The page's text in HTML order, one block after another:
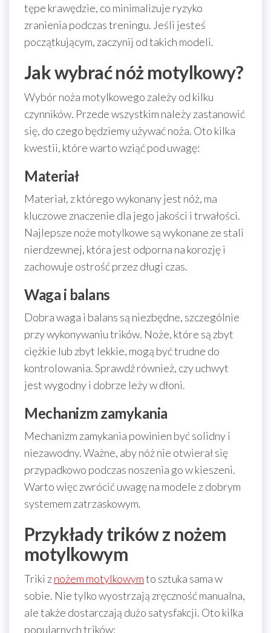
tępe krawędzie, co minimalizuje ryzyko
zranienia podczas treningu. Jeśli jesteś
początkującym, zaczynij od takich modeli.
Jak wybrać nóż motylkowy?
Wybór noża motylkowego zależy od kilku
czynników. Przede wszystkim należy zastanowić
się, do czego będziemy używać noża. Oto kilka
kwestii, które warto wziąć pod uwagę:
Materiał
Materiał, z którego wykonany jest nóż, ma
kluczowe znaczenie dla jego jakości i trwałości.
Najlepsze noże motylkowe są wykonane ze stali
nierdzewnej, która jest odporna na korozję i
zachowuje ostrość przez długi czas.
Waga i balans
Dobra waga i balans są niezbędne, szczególnie
przy wykonywaniu trików. Noże, które są zbyt
ciężkie lub zbyt lekkie, mogą być trudne do
kontrolowania. Sprawdź również, czy uchwyt
jest wygodny i dobrze leży w dłoni.
Mechanizm zamykania
Mechanizm zamykania powinien być solidny i
niezawodny. Ważne, aby nóż nie otwierał się
przypadkowo podczas noszenia go w kieszeni.
Warto więc zwrócić uwagę na modele z dobrym
systemem zatrzaskowym.
Przykłady trików z nożem
motylkowym
Triki znożem motylkowymto sztuka sama w
sobie. Nie tylko wyostrzają zręczność manualna,
ale także dostarczają dużo satysfakcji. Oto kilka
popularnych trików: